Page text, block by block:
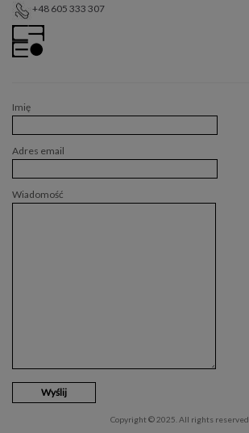
+48 605 333 307
Imię
Adres email
Wiadomość
Copyright © 2025. All rights reserved.